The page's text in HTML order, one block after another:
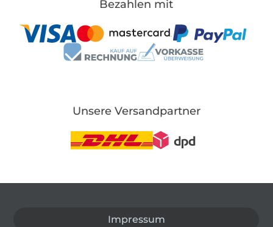
Bezahlen mit
Unsere Versandpartner
Impressum